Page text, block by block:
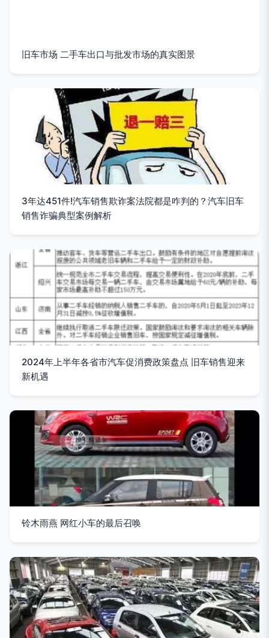
旧车市场 二手车出口与批发市场的真实图景
3年达451件!汽车销售欺诈案法院都是咋判的？汽车旧车
销售诈骗典型案例解析
2024年上半年各省市汽车促消费政策盘点 旧车销售迎来
新机遇
铃木雨燕 网红小车的最后召唤